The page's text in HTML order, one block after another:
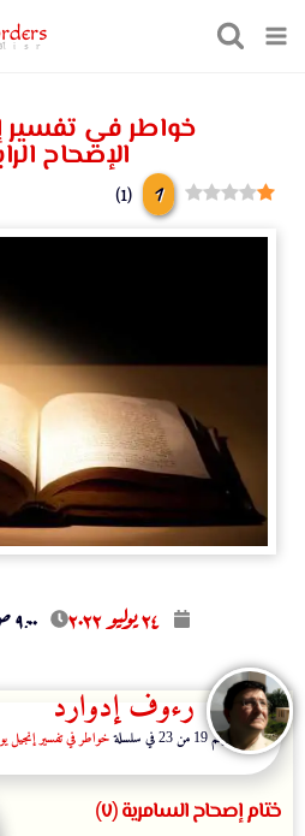
خواطر في تفسير
الإصحاح
1
(
1
)
۲٤ يوليو ۲۰۲۲ ۹:۰۰ ص
رءوف إدوارد
المقال رقم 19 من 23 في سلسلة خواطر في تفسير إنجيل
ختام إصحاح السامرية (٧)